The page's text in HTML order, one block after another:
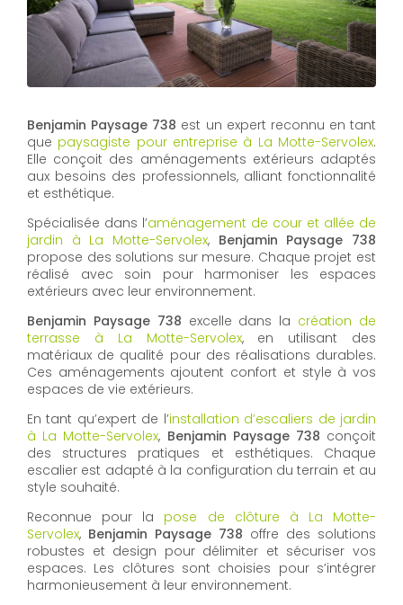
Benjamin Paysage 738 est un expert reconnu en tant
que paysagiste pour entreprise à La Motte-Servolex.
Elle conçoit des aménagements extérieurs adaptés
aux besoins des professionnels, alliant fonctionnalité
et esthétique.
Spécialisée dans l’aménagement de cour et allée de
jardin à La Motte-Servolex, Benjamin Paysage 738
propose des solutions sur mesure. Chaque projet est
réalisé avec soin pour harmoniser les espaces
extérieurs avec leur environnement.
Benjamin Paysage 738 excelle dans la création de
terrasse à La Motte-Servolex, en utilisant des
matériaux de qualité pour des réalisations durables.
Ces aménagements ajoutent confort et style à vos
espaces de vie extérieurs.
En tant qu’expert de l’installation d’escaliers de jardin
à La Motte-Servolex, Benjamin Paysage 738 conçoit
des structures pratiques et esthétiques. Chaque
escalier est adapté à la configuration du terrain et au
style souhaité.
Reconnue pour la pose de clôture à La Motte-
Servolex, Benjamin Paysage 738 offre des solutions
robustes et design pour délimiter et sécuriser vos
espaces. Les clôtures sont choisies pour s’intégrer
harmonieusement à leur environnement.